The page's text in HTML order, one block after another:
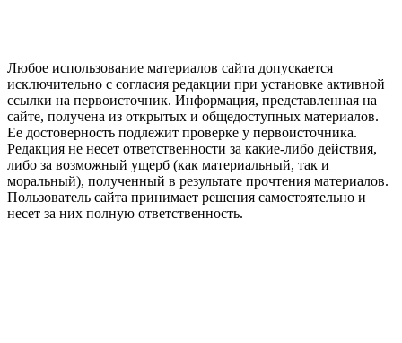
Любое использование материалов сайта допускается
исключительно с согласия редакции при установке активной
ссылки на первоисточник. Информация, представленная на
сайте, получена из открытых и общедоступных материалов.
Ее достоверность подлежит проверке у первоисточника.
Редакция не несет ответственности за какие-либо действия,
либо за возможный ущерб (как материальный, так и
моральный), полученный в результате прочтения материалов.
Пользователь сайта принимает решения самостоятельно и
несет за них полную ответственность.